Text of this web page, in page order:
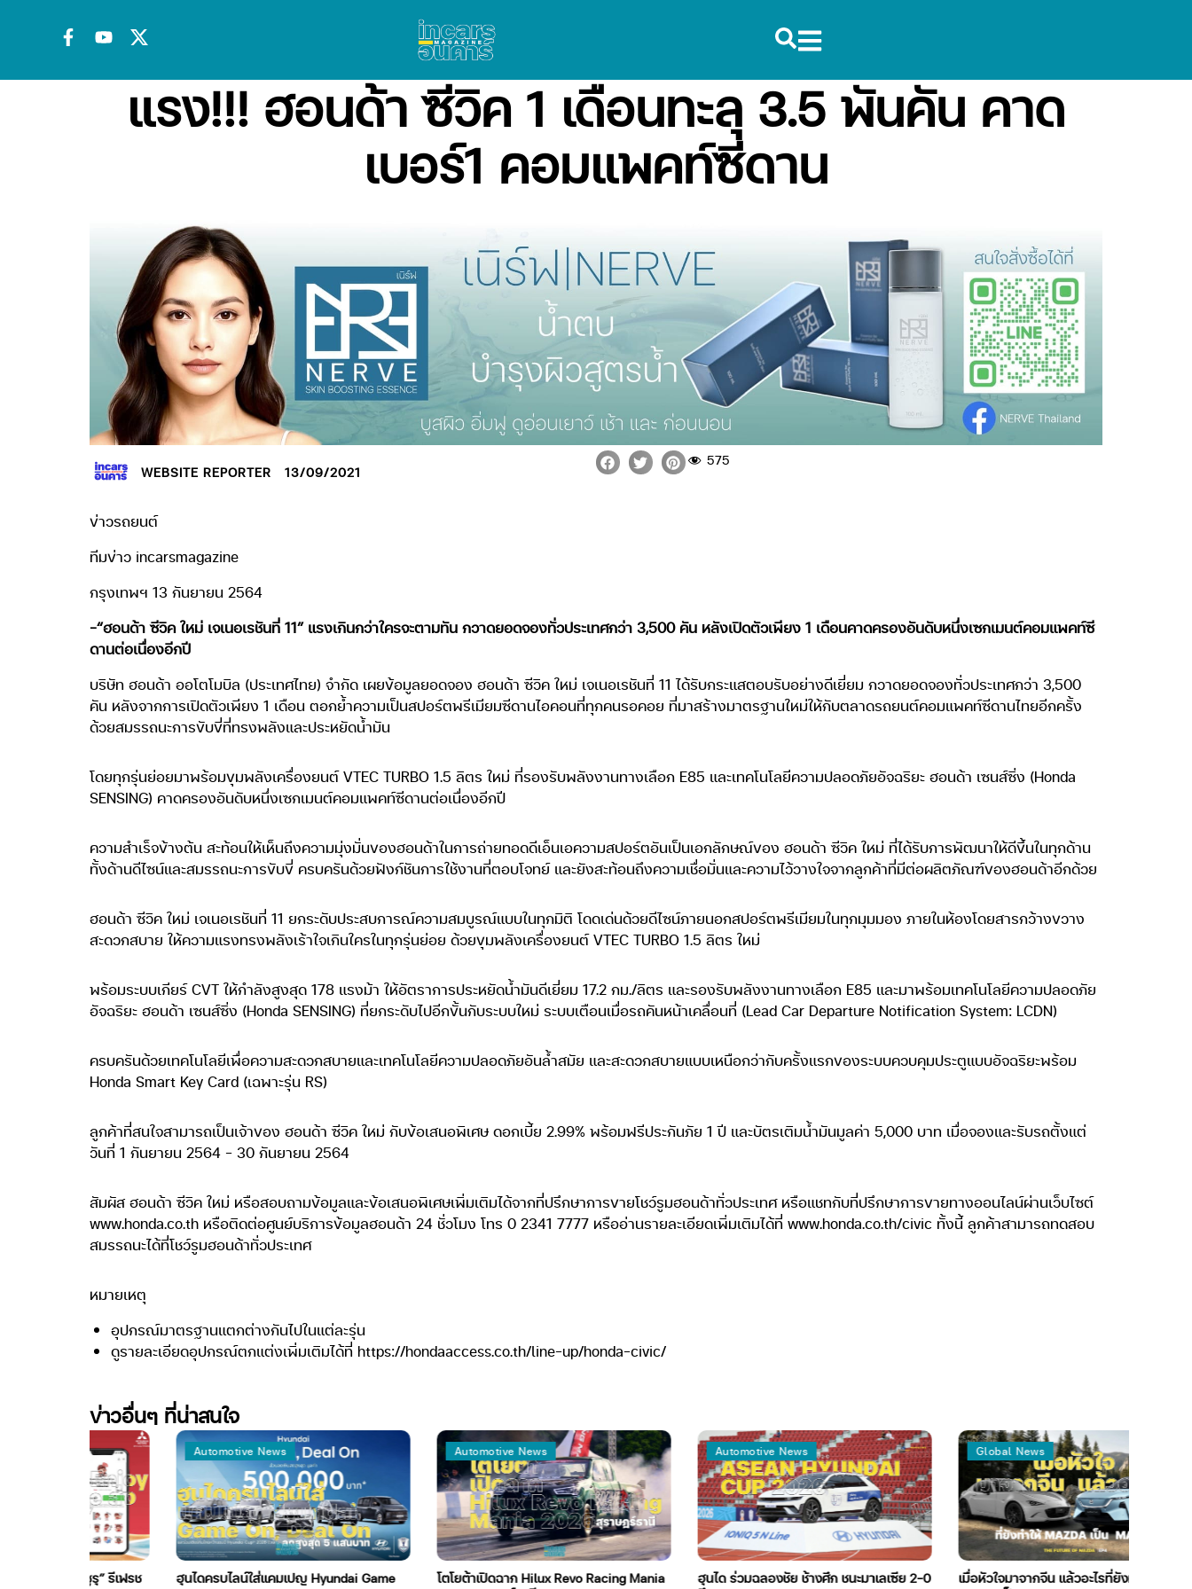
แรง!!! ฮอนด้า ซีวิค 1 เดือนทะลุ 3.5 พันคัน คาด
เบอร์1 คอมแพคท์ซีดาน
WEBSITE REPORTER 13/09/2021
575
ข่าวรถยนต์
ทีมข่าว incarsmagazine
กรุงเทพฯ 13 กันยายน 2564
-“ฮอนด้า ซีวิค ใหม่ เจเนอเรชันที่ 11” แรงเกินกว่าใครจะตามทัน กวาดยอดจองทั่วประเทศกว่า 3,500 คัน หลังเปิดตัวเพียง 1 เดือนคาดครองอันดับหนึ่งเซกเมนต์คอมแพคท์ซี
ดานต่อเนื่องอีกปี
บริษัท ฮอนด้า ออโตโมบิล (ประเทศไทย) จำกัด เผยข้อมูลยอดจอง ฮอนด้า ซีวิค ใหม่ เจเนอเรชันที่ 11 ได้รับกระแสตอบรับอย่างดีเยี่ยม กวาดยอดจองทั่วประเทศกว่า 3,500
คัน หลังจากการเปิดตัวเพียง 1 เดือน ตอกย้ำความเป็นสปอร์ตพรีเมียมซีดานไอคอนที่ทุกคนรอคอย ที่มาสร้างมาตรฐานใหม่ให้กับตลาดรถยนต์คอมแพคท์ซีดานไทยอีกครั้ง
ด้วยสมรรถนะการขับขี่ที่ทรงพลังและประหยัดน้ำมัน
โดยทุกรุ่นย่อยมาพร้อมขุมพลังเครื่องยนต์ VTEC TURBO 1.5 ลิตร ใหม่ ที่รองรับพลังงานทางเลือก E85 และเทคโนโลยีความปลอดภัยอัจฉริยะ ฮอนด้า เซนส์ซิ่ง (Honda
SENSING) คาดครองอันดับหนึ่งเซกเมนต์คอมแพคท์ซีดานต่อเนื่องอีกปี
ความสำเร็จข้างต้น สะท้อนให้เห็นถึงความมุ่งมั่นของฮอนด้าในการถ่ายทอดดีเอ็นเอความสปอร์ตอันเป็นเอกลักษณ์ของ ฮอนด้า ซีวิค ใหม่ ที่ได้รับการพัฒนาให้ดีขึ้นในทุกด้าน
ทั้งด้านดีไซน์และสมรรถนะการขับขี่ ครบครันด้วยฟังก์ชันการใช้งานที่ตอบโจทย์ และยังสะท้อนถึงความเชื่อมั่นและความไว้วางใจจากลูกค้าที่มีต่อผลิตภัณฑ์ของฮอนด้าอีกด้วย
ฮอนด้า ซีวิค ใหม่ เจเนอเรชันที่ 11 ยกระดับประสบการณ์ความสมบูรณ์แบบในทุกมิติ โดดเด่นด้วยดีไซน์ภายนอกสปอร์ตพรีเมียมในทุกมุมมอง ภายในห้องโดยสารกว้างขวาง
สะดวกสบาย ให้ความแรงทรงพลังเร้าใจเกินใครในทุกรุ่นย่อย ด้วยขุมพลังเครื่องยนต์ VTEC TURBO 1.5 ลิตร ใหม่
พร้อมระบบเกียร์ CVT ให้กำลังสูงสุด 178 แรงม้า ให้อัตราการประหยัดน้ำมันดีเยี่ยม 17.2 กม./ลิตร และรองรับพลังงานทางเลือก E85 และมาพร้อมเทคโนโลยีความปลอดภัย
อัจฉริยะ ฮอนด้า เซนส์ซิ่ง (Honda SENSING) ที่ยกระดับไปอีกขั้นกับระบบใหม่ ระบบเตือนเมื่อรถคันหน้าเคลื่อนที่ (Lead Car Departure Notification System: LCDN)
ครบครันด้วยเทคโนโลยีเพื่อความสะดวกสบายและเทคโนโลยีความปลอดภัยอันล้ำสมัย และสะดวกสบายแบบเหนือกว่ากับครั้งแรกของระบบควบคุมประตูแบบอัจฉริยะพร้อม
Honda Smart Key Card (เฉพาะรุ่น RS)
ลูกค้าที่สนใจสามารถเป็นเจ้าของ ฮอนด้า ซีวิค ใหม่ กับข้อเสนอพิเศษ ดอกเบี้ย 2.99% พร้อมฟรีประกันภัย 1 ปี และบัตรเติมน้ำมันมูลค่า 5,000 บาท เมื่อจองและรับรถตั้งแต่
วันที่ 1 กันยายน 2564 – 30 กันยายน 2564
สัมผัส ฮอนด้า ซีวิค ใหม่ หรือสอบถามข้อมูลและข้อเสนอพิเศษเพิ่มเติมได้จากที่ปรึกษาการขายโชว์รูมฮอนด้าทั่วประเทศ หรือแชทกับที่ปรึกษาการขายทางออนไลน์ผ่านเว็บไซต์
www.honda.co.th หรือติดต่อศูนย์บริการข้อมูลฮอนด้า 24 ชั่วโมง โทร 0 2341 7777 หรืออ่านรายละเอียดเพิ่มเติมได้ที่ www.honda.co.th/civic ทั้งนี้ ลูกค้าสามารถทดสอบ
สมรรถนะได้ที่โชว์รูมฮอนด้าทั่วประเทศ
หมายเหตุ
อุปกรณ์มาตรฐานแตกต่างกันไปในแต่ละรุ่น
ดูรายละเอียดอุปกรณ์ตกแต่งเพิ่มเติมได้ที่ https://hondaaccess.co.th/line-up/honda-civic/
ข่าวอื่นๆ ที่น่าสนใจ
ง “มิตซูรุ” รีเฟรช
Automotive News
ฮุนไดครบไลน์ใส่แคมเปญ Hyundai Game
Automotive News
โตโยต้าเปิดฉาก Hilux Revo Racing Mania
Automotive News
ฮุนได ร่วมฉลองชัย ช้างศึก ชนะมาเลเซีย 2-0
Global News
เมื่อหัวใจมาจากจีน แล้วอะไรที่ยังทำให้